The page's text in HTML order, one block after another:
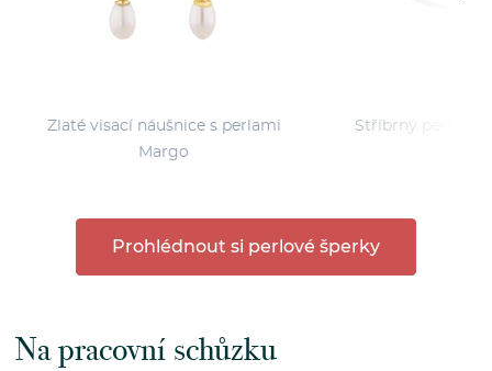
Zlaté visací náušnice s perlami
Margo
Stříbrný perlový
Prohlédnout si perlové šperky
Na pracovní schůzku